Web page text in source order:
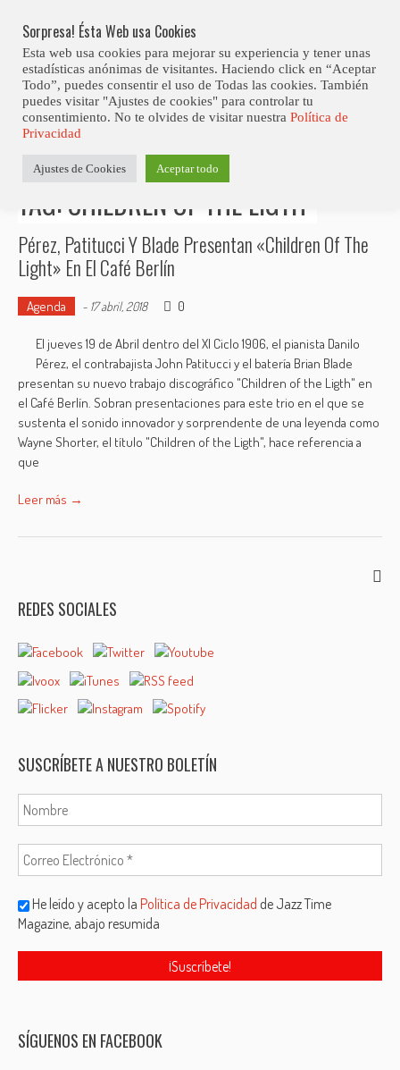
content
Estás aquí
Posts tagged "Children of the Ligth"
TAG: CHILDREN OF THE LIGTH
Pérez, Patitucci Y Blade Presentan «Children Of The
Light» En El Café Berlín
Agenda - 17 abril, 2018 0
El jueves 19 de Abril dentro del XI Ciclo 1906, el pianista Danilo
Pérez, el contrabajista John Patitucci y el batería Brian Blade
presentan su nuevo trabajo discográfico "Children of the Ligth" en
el Café Berlín. Sobran presentaciones para este trio en el que se
sustenta el sonido innovador y sorprendente de una leyenda como
Wayne Shorter, el título "Children of the Ligth", hace referencia a
que
Leer más →
REDES SOCIALES
SUSCRÍBETE A NUESTRO BOLETÍN
He leído y acepto laPolítica de Privacidad de Jazz Time
Magazine, abajo resumida
SÍGUENOS EN FACEBOOK
Sorpresa! Ésta Web usa Cookies
Esta web usa cookies para mejorar su experiencia y tener unas
estadísticas anónimas de visitantes. Haciendo click en “Aceptar
Todo”, puedes consentir el uso de Todas las cookies. También
puedes visitar "Ajustes de cookies" para controlar tu
consentimiento. No te olvides de visitar nuestra Política de
Privacidad
Ajustes de Cookies Aceptar todo